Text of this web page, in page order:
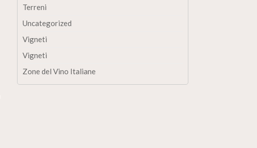
Terreni
Uncategorized
Vigneti
Vigneti
Zone del Vino Italiane